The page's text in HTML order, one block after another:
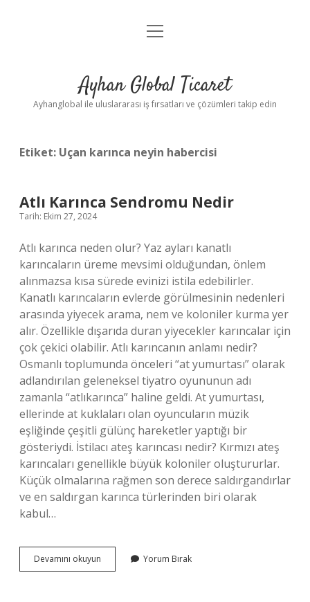
Anasayfa
Yasal Uyarı
menüyü
Ayhan Global Ticaret
Ayhanglobal ile uluslararası iş fırsatları ve çözümleri takip edin
Etiket: Uçan karınca neyin habercisi
Atlı Karınca Sendromu Nedir
Tarih: Ekim 27, 2024
Atlı karınca neden olur? Yaz ayları kanatlı
karıncaların üreme mevsimi olduğundan, önlem
alınmazsa kısa sürede evinizi istila edebilirler.
Kanatlı karıncaların evlerde görülmesinin nedenleri
arasında yiyecek arama, nem ve koloniler kurma yer
alır. Özellikle dışarıda duran yiyecekler karıncalar için
çok çekici olabilir. Atlı karıncanın anlamı nedir?
Osmanlı toplumunda önceleri “at yumurtası” olarak
adlandırılan geleneksel tiyatro oyununun adı
zamanla “atlıkarınca” haline geldi. At yumurtası,
ellerinde at kuklaları olan oyuncuların müzik
eşliğinde çeşitli gülünç hareketler yaptığı bir
gösteriydi. İstilacı ateş karıncası nedir? Kırmızı ateş
karıncaları genellikle büyük koloniler oluştururlar.
Küçük olmalarına rağmen son derece saldırgandırlar
ve en saldırgan karınca türlerinden biri olarak
kabul…
Devamını okuyun
Karınca
Yorum Bırak